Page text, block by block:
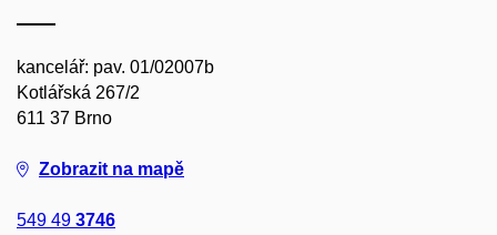
kancelář: pav. 01/02007b
Kotlářská 267/2
611 37 Brno
Zobrazit na mapě
549 49 3746